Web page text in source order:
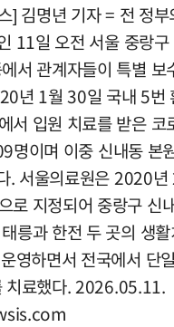
] 김명년 기자 = 전 정
11일 오전 서울 중랑
서 관계자들이 특별 보
년 1월 30일 국내 5번
서 입원 치료를 받은
명이며 이중 신내동 본
. 서울의료원은 2020년
로 지정되어 중랑구 신
릉과 한전 두 곳의 생
영하면서 전국에서 단
치료했다. 2026.05.11.